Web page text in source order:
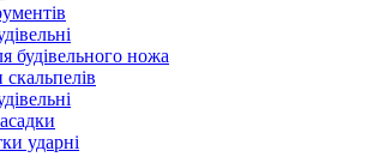
будівельного ножа
ударні